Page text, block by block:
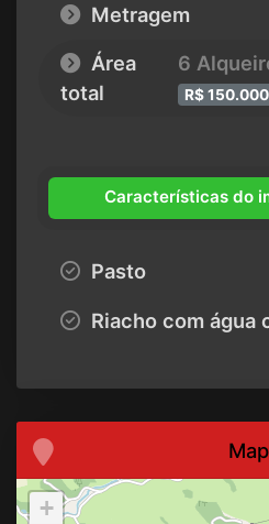
Metragem
Área
total
6
R$
Características do
Pasto
Riacho com água
+